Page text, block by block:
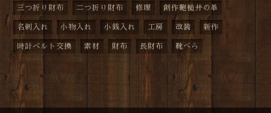
三つ折り財布 二つ折り財布 修理 創作鞄槌井の革
名刺入れ 小物入れ 小銭入れ 工房 改装 新作
時計ベルト交換 素材 財布 長財布 靴べら